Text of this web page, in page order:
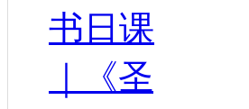
书日课
｜《圣